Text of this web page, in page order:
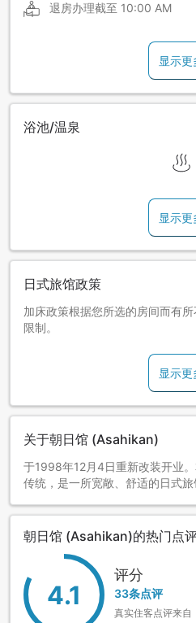
退房办理截至 10:00 AM
显示更
浴池/温泉
显示更
日式旅馆政策
加床政策根据您所选的房间而有
限制。
显示更
关于朝日馆 (Asahikan)
于1998年12月4日重新改装开业
传统，是一所宽敞、舒适的日式旅
朝日馆 (Asahikan)的热门点
4.1
评分
33条点评
真实住客点评来自